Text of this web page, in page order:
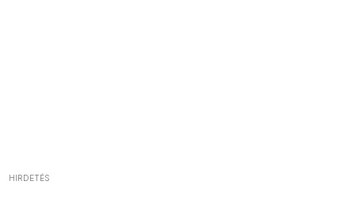
HIRDETÉS